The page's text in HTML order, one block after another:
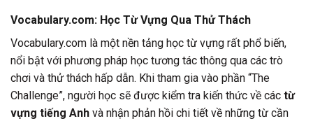
Vocabulary.com: Học Từ Vựng Qua Thử Thách
Vocabulary.com là một nền tảng học từ vựng rất phổ biến,
nổi bật với phương pháp học tương tác thông qua các trò
chơi và thử thách hấp dẫn. Khi tham gia vào phần “The
Challenge”, người học sẽ được kiểm tra kiến thức về các từ
vựng tiếng Anh và nhận phản hồi chi tiết về những từ cần